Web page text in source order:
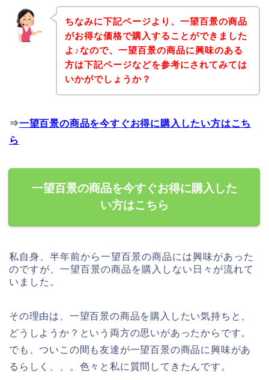
ちなみに下記ページより、一望百景の商品
がお得な価格で購入することができました
よ♪なので、一望百景の商品に興味のある
方は下記ページなどを参考にされてみては
いかがでしょうか？
⇒一望百景の商品を今すぐお得に購入したい方はこち
ら
一望百景の商品を今すぐお得に購入した
い方はこちら
私自身、半年前から一望百景の商品には興味があった
のですが、一望百景の商品を購入しない日々が流れて
いました。
その理由は、一望百景の商品を購入したい気持ちと、
どうしようか？という両方の思いがあったからです。
でも、ついこの間も友達が一望百景の商品に興味があ
るらしく、、。色々と私に質問してきたんです。